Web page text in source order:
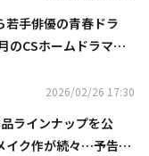
若手俳優の青春ドラ
のCSホームドラマチ
2026/02/26 17:30
ラインナップを公
イク作が続々…予告映